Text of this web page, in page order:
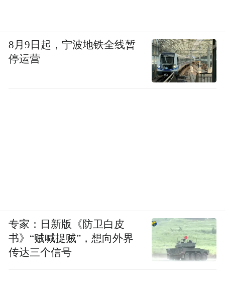
8月9日起，宁波地铁全线暂
停运营
专家：日新版《防卫白皮
书》“贼喊捉贼”，想向外界
传达三个信号